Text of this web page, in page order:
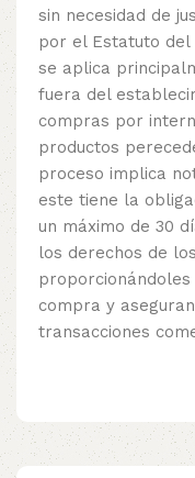
sin necesidad de
por el Estatuto del
se aplica
fuera del
compras por
productos
proceso implica
este tiene la
un máximo de 30
los derechos de
compra y
transacciones